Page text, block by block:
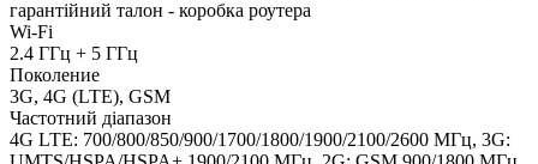
гарантійний талон - коробка роутера
Wi-Fi
2.4 ГГц + 5 ГГц
Поколение
3G, 4G (LTE), GSM
Частотний діапазон
4G LTE: 700/800/850/900/1700/1800/1900/2100/2600 МГц, 3G: